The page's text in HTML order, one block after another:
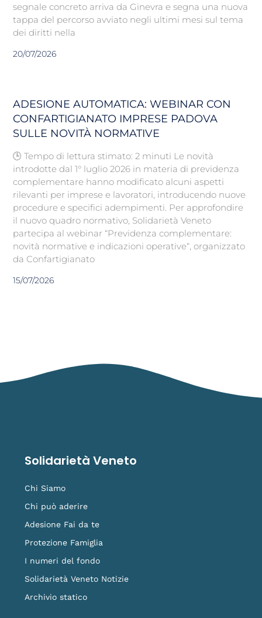
segnale concreto arriva da Ginevra e segna una nuova
tappa del percorso avviato negli ultimi mesi sul tema
dei diritti nella
20/07/2026
ADESIONE AUTOMATICA: WEBINAR CON
CONFARTIGIANATO IMPRESE PADOVA
SULLE NOVITÀ NORMATIVE
🕒 Tempo di lettura stimato: 2 minuti Le novità
introdotte dal 1° luglio 2026 in materia di previdenza
complementare hanno modificato alcuni aspetti
rilevanti per imprese e lavoratori, introducendo nuove
procedure e specifici adempimenti. Per approfondire
il nuovo quadro normativo, Solidarietà Veneto
partecipa al webinar “Previdenza complementare:
novità normative e indicazioni operative“, organizzato
da Confartigianato
15/07/2026
Solidarietà Veneto
Chi Siamo
Chi può aderire
Adesione Fai da te
Protezione Famiglia
I numeri del fondo
Solidarietà Veneto Notizie
Archivio statico